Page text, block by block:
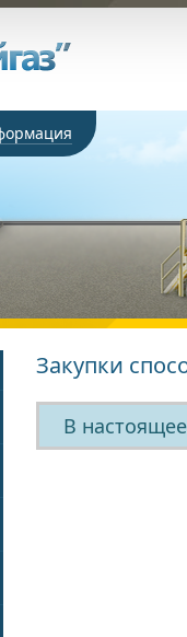
Закупки
В